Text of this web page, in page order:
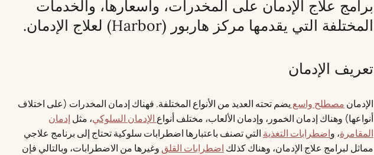
برامج علاج الإدمان على المخدرات، وأسعارها، والخدمات
المختلفة التي يقدمها مركز هاربور (Harbor) لعلاج الإدمان.
تعريف الإدمان
الإدمان مصطلح واسع يضم تحته العديد من الأنواع المختلفة. فهناك إدمان المخدرات (على اختلاف
أنواعها) وهناك إدمان الخمور، وإدمان الألعاب، مختلف أنواع الإدمان السلوكي، مثل إدمان
المقامرة، واضطرابات التغذية التي تصنف باعتبارها اضطرابات سلوكية تحتاج إلى برنامج علاجي
مماثل لبرامج علاج الإدمان، وهناك كذلك اضطرابات القلق وغيرها من الاضطرابات، وبالتالي فإن